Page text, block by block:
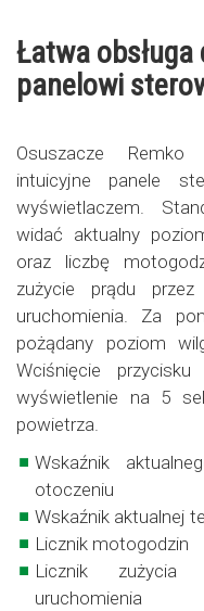
Łatwa
panelowi
Osuszacze
intuicyjne panele
wyświetlaczem.
widać aktualny
oraz liczbę
zużycie prądu
uruchomienia. Za
pożądany poziom
Wciśnięcie
wyświetlenie na 5
powietrza.
Wskaźnik
otoczeniu
Wskaźnik aktualnej
Licznik motogodzin
Licznik zużycia
uruchomienia